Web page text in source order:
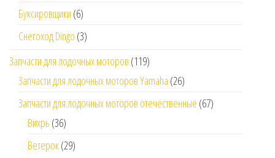
Буксировщики (6)
Снегоход Dingo (3)
Запчасти для лодочных моторов (119)
Запчасти для лодочных моторов Yamaha (26)
Запчасти для лодочных моторов отечественные (67)
Вихрь (36)
Ветерок(29)